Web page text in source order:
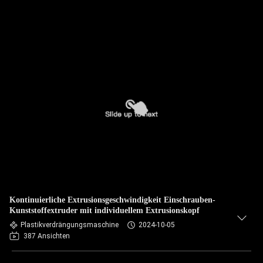
Kontinuierliche Extrusionsgeschwindigkeit Einschrauben-
Kunststoffextruder mit individuellem Extrusionskopf
Plastikverdrängungsmaschine
2024-10-05
387 Ansichten